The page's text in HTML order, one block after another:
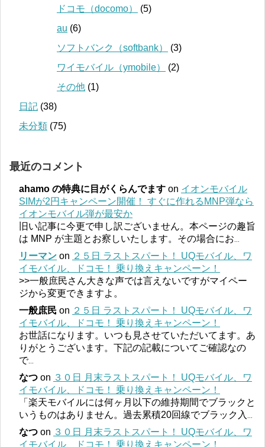
ドコモ（docomo）
(5)
au (6)
ソフトバンク（softbank）
(3)
ワイモバイル（ymobile）
(2)
その他 (1)
日記 (38)
未分類 (75)
最近のコメント
ahamo の特典に目がくらんでます on イオンモバイル
SIMが2円キャンペーン開催！ すぐに作れるMNP弾なら
イオンモバイル弾が最安か
旧い記事に今更で申し訳ございません。本ページの趣旨
は MNP が主題とお察しいたします。その場合にお
リーマン on ２５日 ラストスパート！ UQモバイル、ワ
イモバイル、ドコモ！ 乗り換えキャンペーン！
>>一般庶民さん大きな声では言えないですがマイペー
ジから変更できますよ。
一般庶民 on ２５日 ラストスパート！ UQモバイル、ワ
イモバイル、ドコモ！ 乗り換えキャンペーン！
お世話になります。いつも見させていただいてます。あ
りがとうございます。下記の記載についてご確認なの
で...
なつ on ３０日 月末ラストスパート！ UQモバイル、ワ
イモバイル、ドコモ！ 乗り換えキャンペーン！
「楽天モバイルには何ヶ月以下の維持期間でブラックと
いうものはありません。過去累積20回線でブラック入
なつ on ３０日 月末ラストスパート！ UQモバイル、ワ
イモバイル、ドコモ！ 乗り換えキャンペーン！